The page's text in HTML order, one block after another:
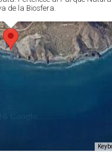
de la Biosfera.